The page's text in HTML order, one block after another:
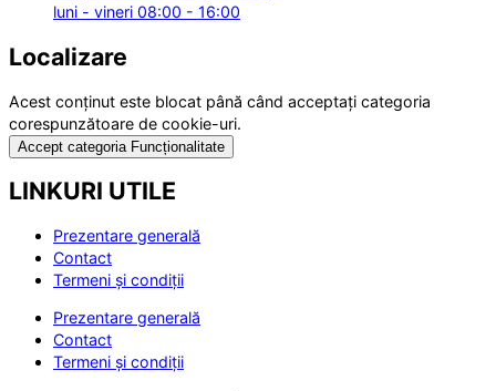
luni - vineri 08:00 - 16:00
Localizare
Acest conținut este blocat până când acceptați categoria
corespunzătoare de cookie-uri.
Accept categoria Funcționalitate
LINKURI UTILE
Prezentare generală
Contact
Termeni și condiții
Prezentare generală
Contact
Termeni și condiții